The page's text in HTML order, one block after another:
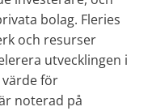
bolag. Fleries
och resurser
utvecklingen i
för
noterad på